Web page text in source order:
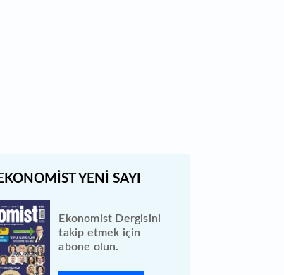
Ekonomist Dergisini
takip etmek için
abone olun.